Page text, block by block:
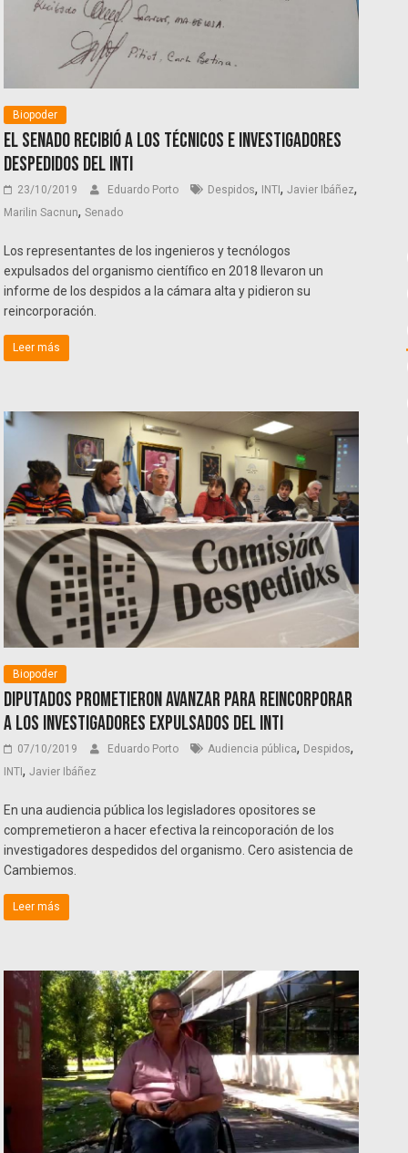
Biopoder
El Senado recibió a los técnicos e investigadores
despedidos del INTI
23/10/2019 Eduardo Porto Despidos, INTI,Javier Ibáñez,
Marilin Sacnun,Senado
Los representantes de los ingenieros y tecnólogos
expulsados del organismo científico en 2018 llevaron un
informe de los despidos a la cámara alta y pidieron su
reincorporación.
Leer más
Biopoder
Diputados prometieron avanzar para reincorporar
a los investigadores expulsados del INTI
07/10/2019 Eduardo Porto Audiencia pública, Despidos,
INTI,Javier Ibáñez
En una audiencia pública los legisladores opositores se
compremetieron a hacer efectiva la reincoporación de los
investigadores despedidos del organismo. Cero asistencia de
Cambiemos.
Leer más